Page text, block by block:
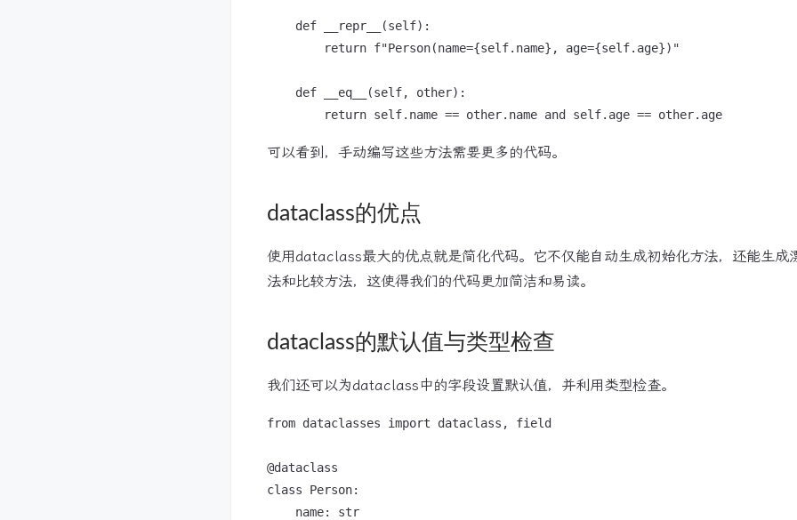
    def __repr__(self):
        return f"Person(name={self.name}, age={self.age})"
    def __eq__(self, other):
可以看到，手动编写这些方法需要更多的代码。
dataclass的优点
使用dataclass最大的优点就是简化代码。它不仅能自动生成初始化方法，还能生成
法和比较方法，这使得我们的代码更加简洁和易读。
dataclass的默认值与类型检查
我们还可以为dataclass中的字段设置默认值，并利用类型检查。
from dataclasses import dataclass, field
@dataclass
class Person:
    name: str